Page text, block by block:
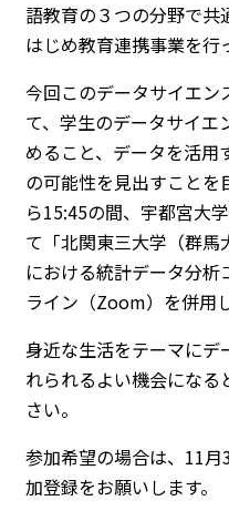
コラム･特集
トッ
語教育の３つの分野で共
はじめ教育連携事業を行
今回このデータサイエン
て、学生のデータサイエ
めること、データを活用
の可能性を見出すこと
ら15:45の間、宇都宮大
て「北関東三大学（群馬
における統計データ分
ライン（Zoom）を併用
身近な生活をテーマに
れられるよい機会にな
さい。
参加希望の場合は、11月
加登録をお願いします。